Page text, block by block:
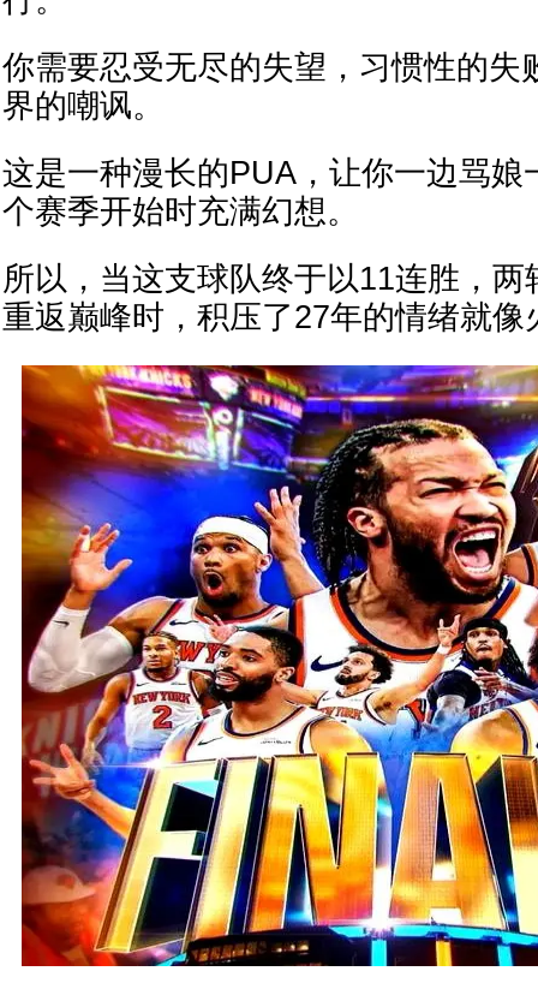
你需要忍受无尽的失望，习惯性的失
界的嘲讽。
这是一种漫长的PUA，让你一边骂娘
个赛季开始时充满幻想。
所以，当这支球队终于以11连胜，
重返巅峰时，积压了27年的情绪就像